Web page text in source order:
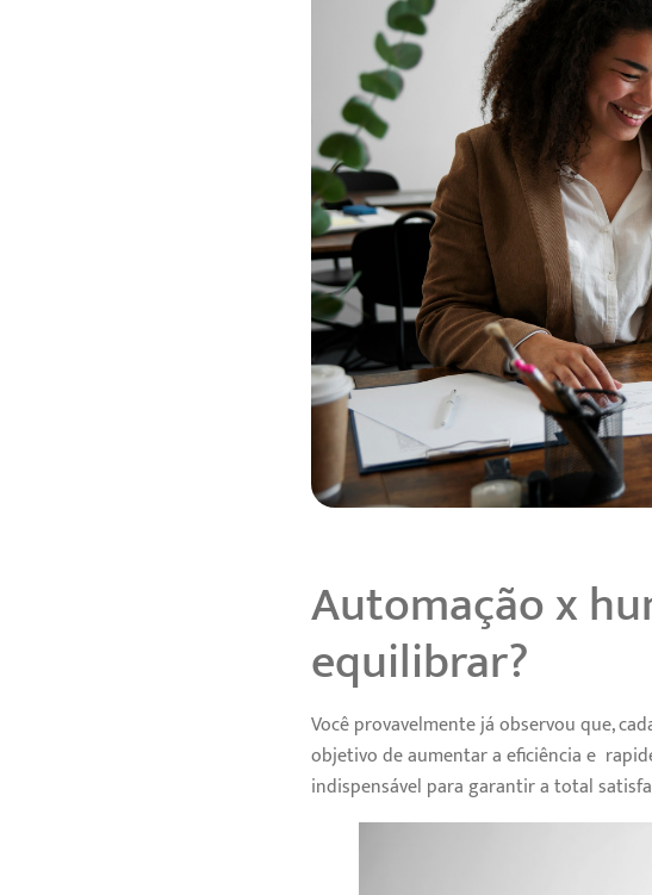
Automação x
equilibrar?
Você provavelmente já observou que,
objetivo de aumentar a eficiência e
indispensável para garantir a total